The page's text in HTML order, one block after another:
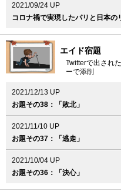
2021/09/24 UP
エイド宿題
Twitterで出され
ーで添削
2021/12/13 UP
お題その38：「敗北」
2021/11/10 UP
お題その37：「逃走」
2021/10/04 UP
お題その36：「決心」